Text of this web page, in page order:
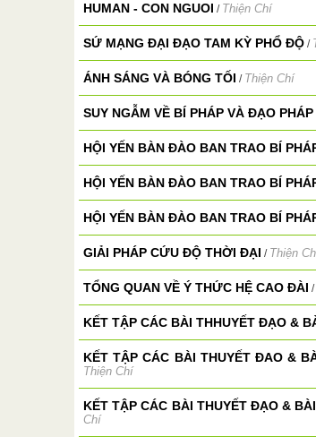
HUMAN - CON NGUOI / Thiện Chí
SỨ MẠNG ĐẠI ĐẠO TAM KỲ PHỔ ĐỘ /
ÁNH SÁNG VÀ BÓNG TỐI / Thiện Chí
SUY NGẪM VỀ BÍ PHÁP VÀ ĐẠO
HỘI YẾN BÀN ĐÀO BAN TRAO BÍ
HỘI YẾN BÀN ĐÀO BAN TRAO BÍ
HỘI YẾN BÀN ĐÀO BAN TRAO BÍ
GIẢI PHÁP CỨU ĐỘ THỜI ĐẠI / Thiện
TỔNG QUAN VỀ Ý THỨC HỆ CAO ĐÀI /
KẾT TẬP CÁC BÀI THHUYẾT ĐẠO &
KẾT TẬP CÁC BÀI THUYẾT ĐAO &
Thiện Chí
KẾT TẬP CÁC BÀI THUYẾT ĐẠO &
Chí